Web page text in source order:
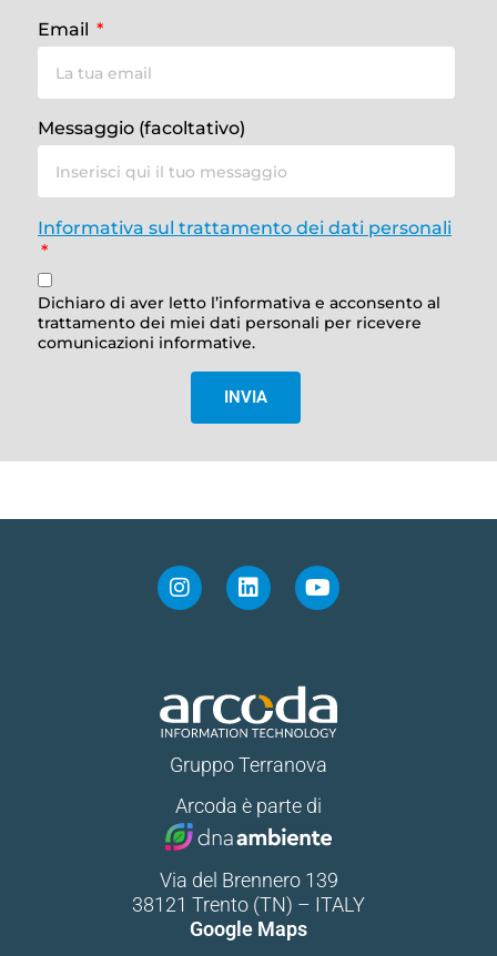
Email
Messaggio (facoltativo)
Informativa sul trattamento dei dati personali
Dichiaro di aver letto l’informativa e acconsento al
trattamento dei miei dati personali per ricevere
comunicazioni informative.
INVIA
Gruppo Terranova
Via del Brennero 139
38121 Trento (TN) – ITALY
Google Maps
Arcoda è parte di